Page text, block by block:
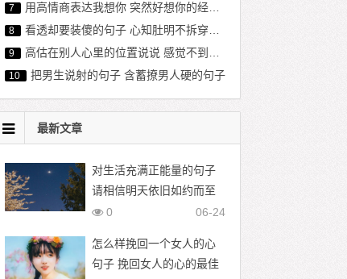
7 用高情商表达我想你 突然好想你的经典句子
8 看透却要装傻的句子 心知肚明不拆穿的句子
9 高估在别人心里的位置说说 感觉不到对方的在乎我的句子
10 把男生说射的句子 含蓄撩男人硬的句子
最新文章
对生活充满正能量的句子
请相信明天依旧如约而至
06-24
0
怎么样挽回一个女人的心
句子 挽回女人的心的最佳